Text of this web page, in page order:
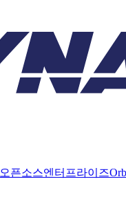
오픈소스엔터프라이즈